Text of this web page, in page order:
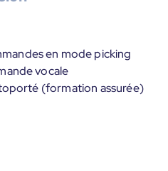
en mode picking
vocale
(formation assurée)